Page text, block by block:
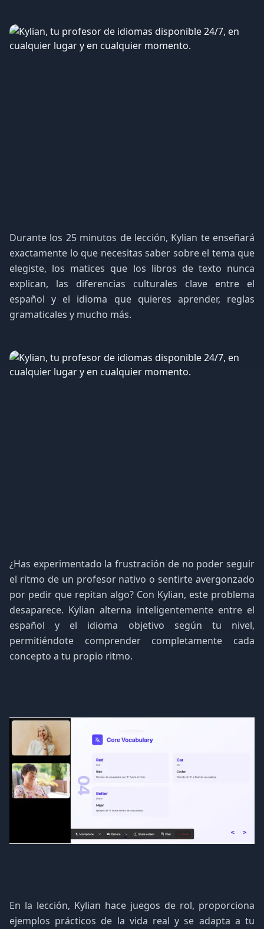
Durante los 25 minutos de lección, Kylian te enseñará
exactamente lo que necesitas saber sobre el tema que
elegiste, los matices que los libros de texto nunca
explican, las diferencias culturales clave entre el
español y el idioma que quieres aprender, reglas
gramaticales y mucho más.
¿Has experimentado la frustración de no poder seguir
el ritmo de un profesor nativo o sentirte avergonzado
por pedir que repitan algo? Con Kylian, este problema
desaparece. Kylian alterna inteligentemente entre el
español y el idioma objetivo según tu nivel,
permitiéndote comprender completamente cada
concepto a tu propio ritmo.
En la lección, Kylian hace juegos de rol, proporciona
ejemplos prácticos de la vida real y se adapta a tu